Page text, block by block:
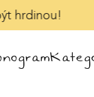
hrdinou!